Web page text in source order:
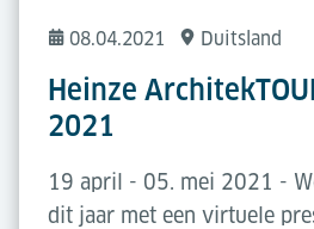
08.04.2021 Duitsland
Heinze
2021
19 april - 05. mei 2021 -
dit jaar met een virtuele